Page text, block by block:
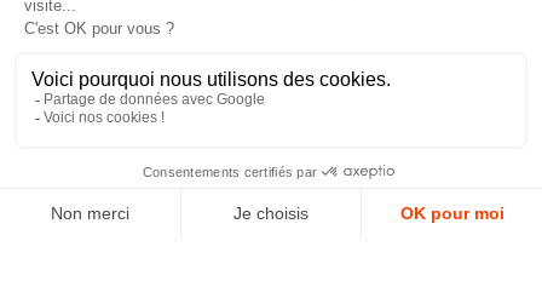
J'accepte les conditions générales et la politique de
AVIS VÉRIFIÉS